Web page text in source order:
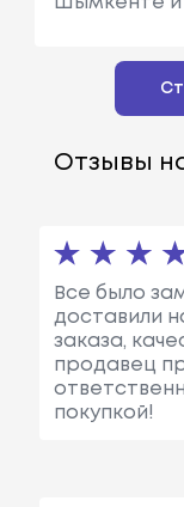
Отзывы
Все было
доставили
заказа,
продавец
покупкой!